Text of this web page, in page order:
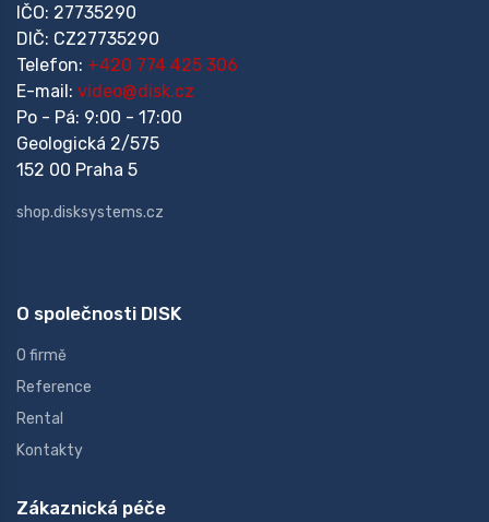
IČO: 27735290
DIČ: CZ27735290
Telefon: +420 774 425 306
E-mail: video@disk.cz
Po - Pá: 9:00 - 17:00
Geologická 2/575
152 00 Praha 5
shop.disksystems.cz
O společnosti DISK
O firmě
Reference
Rental
Kontakty
Zákaznická péče